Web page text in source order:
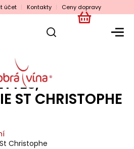
účet Kontakty Ceny dopravy
NÁKUPNÍ
ST CHRISTOPHE
Christophe